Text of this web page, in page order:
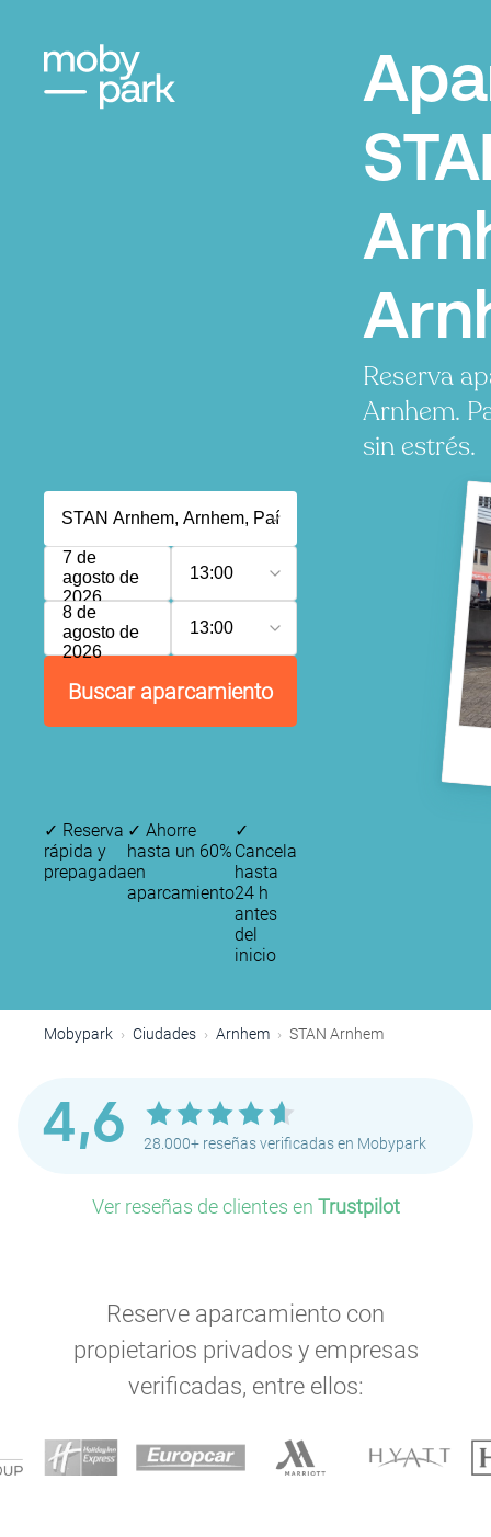
Reserva
Arnhem.
sin estrés.
7 de
agosto de
2026
13:00
8 de
agosto de
2026
13:00
Buscar aparcamiento
✓ Reserva
rápida y
prepagada
✓ Ahorre
hasta un 60%
en
aparcamiento
✓
Cancela
hasta
24 h
antes
del
inicio
Mobypark Ciudades Arnhem STAN Arnhem
4,6 28.000+ reseñas verificadas en Mobypark
Ver reseñas de clientes en Trustpilot
Reserve aparcamiento con
propietarios privados y empresas
verificadas, entre ellos: